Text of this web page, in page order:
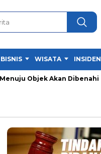
BISNIS WISATA INSIDEN
Objek Akan Dibenahi